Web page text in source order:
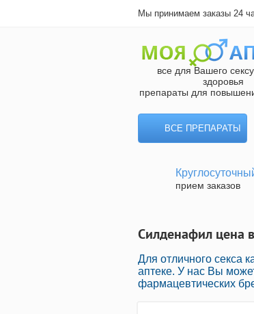
Мы принимаем заказы 24
все для Вашего
здоровья
препараты для
ВСЕ ПРЕПАРАТЫ
прием заказов
Силденафил цена
Для отличного секса
аптеке. У нас Вы
фармацевтических